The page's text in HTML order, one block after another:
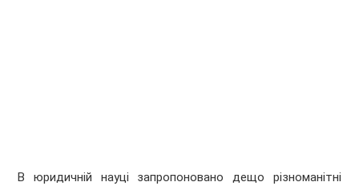
В юридичній науці запропоновано дещо різноманітні